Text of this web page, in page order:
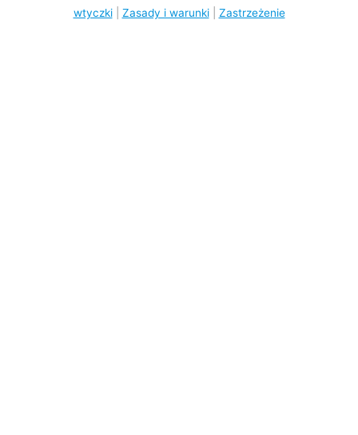
wtyczki| Zasady i warunki| Zastrzeżenie